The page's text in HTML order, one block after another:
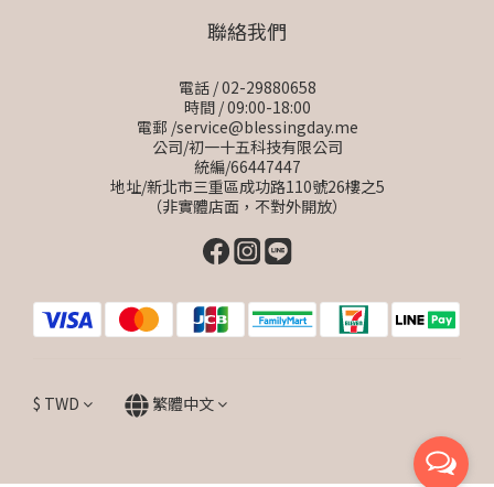
聯絡我們
電話 / 02-29880658
時間 / 09:00-18:00
電郵 /service@blessingday.me
公司/初一十五科技有限公司
統編/66447447
地址/新北市三重區成功路110號26樓之5
（非實體店面，不對外開放）
$ TWD 繁體中文